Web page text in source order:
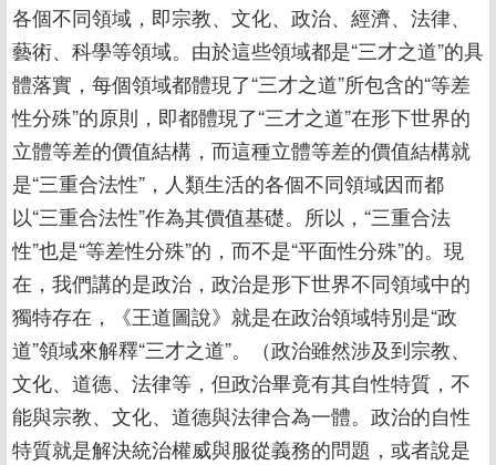
各個不同領域，即宗教、文化、政治、經濟、法律、
藝術、科學等領域。由於這些領域都是“三才之道”的具
體落實，每個領域都體現了“三才之道”所包含的“等差
性分殊”的原則，即都體現了“三才之道”在形下世界的
立體等差的價值結構，而這種立體等差的價值結構就
是“三重合法性”，人類生活的各個不同領域因而都
以“三重合法性”作為其價值基礎。所以，“三重合法
性”也是“等差性分殊”的，而不是“平面性分殊”的。現
在，我們講的是政治，政治是形下世界不同領域中的
獨特存在，《王道圖說》就是在政治領域特別是“政
道”領域來解釋“三才之道”。（政治雖然涉及到宗教、
文化、道德、法律等，但政治畢竟有其自性特質，不
能與宗教、文化、道德與法律合為一體。政治的自性
特質就是解決統治權威與服從義務的問題，或者說是